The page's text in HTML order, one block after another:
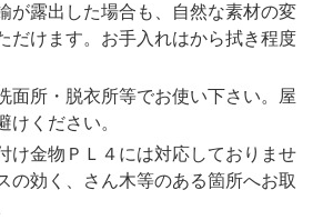
が露出した場合も、自然な素材の変
だけます。お手入れはから拭き程度
面所・脱衣所等でお使い下さい。屋
けください。
け金物ＰＬ４には対応しておりませ
の効く、さん木等のある箇所へお取